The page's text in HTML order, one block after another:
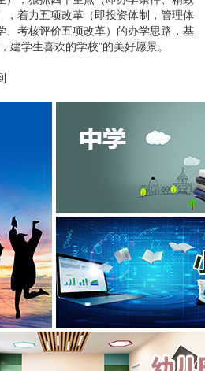
，着力五项改革（即投资体制，管理体
、考核评价五项改革）的办学思路，基
建学生喜欢的学校”的美好愿景。